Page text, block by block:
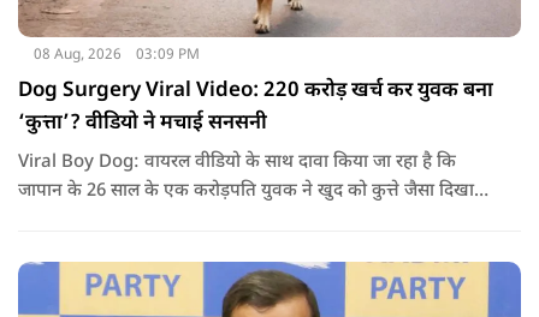
08 Aug, 2026 03:09 PM
Dog Surgery Viral Video: 220 करोड़ खर्च कर युवक बना
‘कुत्ता’? वीडियो ने मचाई सनसनी
Viral Boy Dog: वायरल वीडियो के साथ दावा किया जा रहा है कि
जापान के 26 साल के एक करोड़पति युवक ने खुद को कुत्ते जैसा दिखाने
करवाईं और अब वह कुत्ते की तरह दिखने, चलने और रहने की कोशिश
करता है.